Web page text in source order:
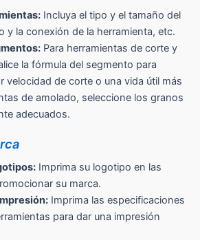
Incluya el tipo y el tamaño del
y la conexión de la herramienta, etc.
Para herramientas de corte y
la fórmula del segmento para
velocidad de corte o una vida útil más
de amolado, seleccione los granos
adecuados.
Imprima su logotipo en las
su marca.
Imprima las especificaciones
para dar una impresión